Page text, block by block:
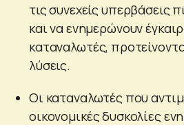
τις συνεχείς υπερβάσεις
και να ενημερώνουν
καταναλωτές,
λύσεις.
Οι καταναλωτές που
οικονομικές δυσκολίες